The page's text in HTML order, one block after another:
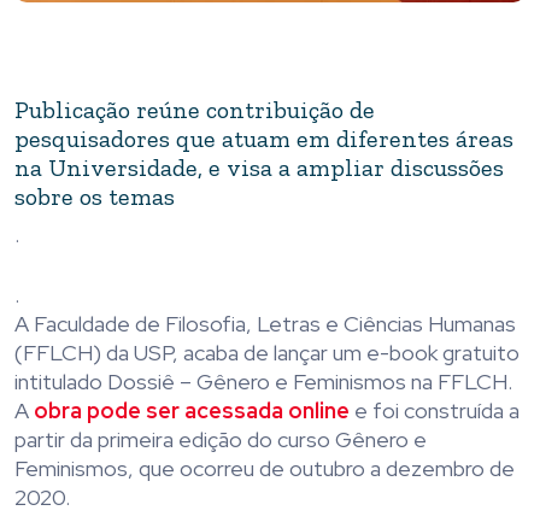
Publicação reúne contribuição de
pesquisadores que atuam em diferentes áreas
na Universidade, e visa a ampliar discussões
sobre os temas
.
.
A Faculdade de Filosofia, Letras e Ciências Humanas
(FFLCH) da USP, acaba de lançar um e-book gratuito
intitulado Dossiê – Gênero e Feminismos na FFLCH.
A obra pode ser acessada online e foi construída a
partir da primeira edição do curso Gênero e
Feminismos, que ocorreu de outubro a dezembro de
2020.